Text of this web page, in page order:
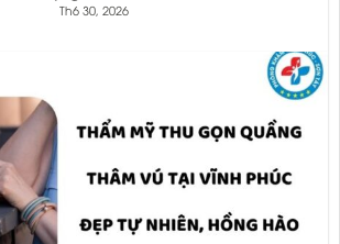
Th6 30, 2026